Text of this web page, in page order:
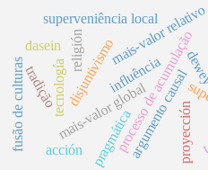
argumento causal
proyección
processo de acumulação
mais-valor global
mais-valor relativo
superveniência local
disjuntivismo
religión
tecnología influência
dasein
tradição
fusão de culturas pragmática
acción